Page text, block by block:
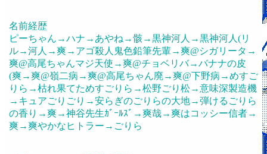
名前経歴
ピーちゃん→ハナ→あやね→骸→黒神河人→黒神河人(リ
ル→河人→爽→アゴ殺人鬼色鉛筆先輩→爽@シガリータ→
爽@高尾ちゃんマジ天使→爽@チョベリバ→バナナの皮
(爽→爽@嶺二病→爽@高尾ちゃん廃→爽@下野病→めすご
りら→枯れ果てためすごりら→松野ごり松→意味深製造機
→キュアごりごり→安らぎのごりらの大地→弾けるごりら
の香り→爽→神谷先生ｶﾞｰﾙｽﾞ→爽哉→爽はコッシー信者→
爽→爽やかなヒトラー→ごりら